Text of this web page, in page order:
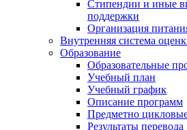
Стипендии и иные
поддержки
Организация
Внутренняя система
Образование
Образовательные
Учебный план
Учебный график
Описание программ
Предметно
Результаты перевода